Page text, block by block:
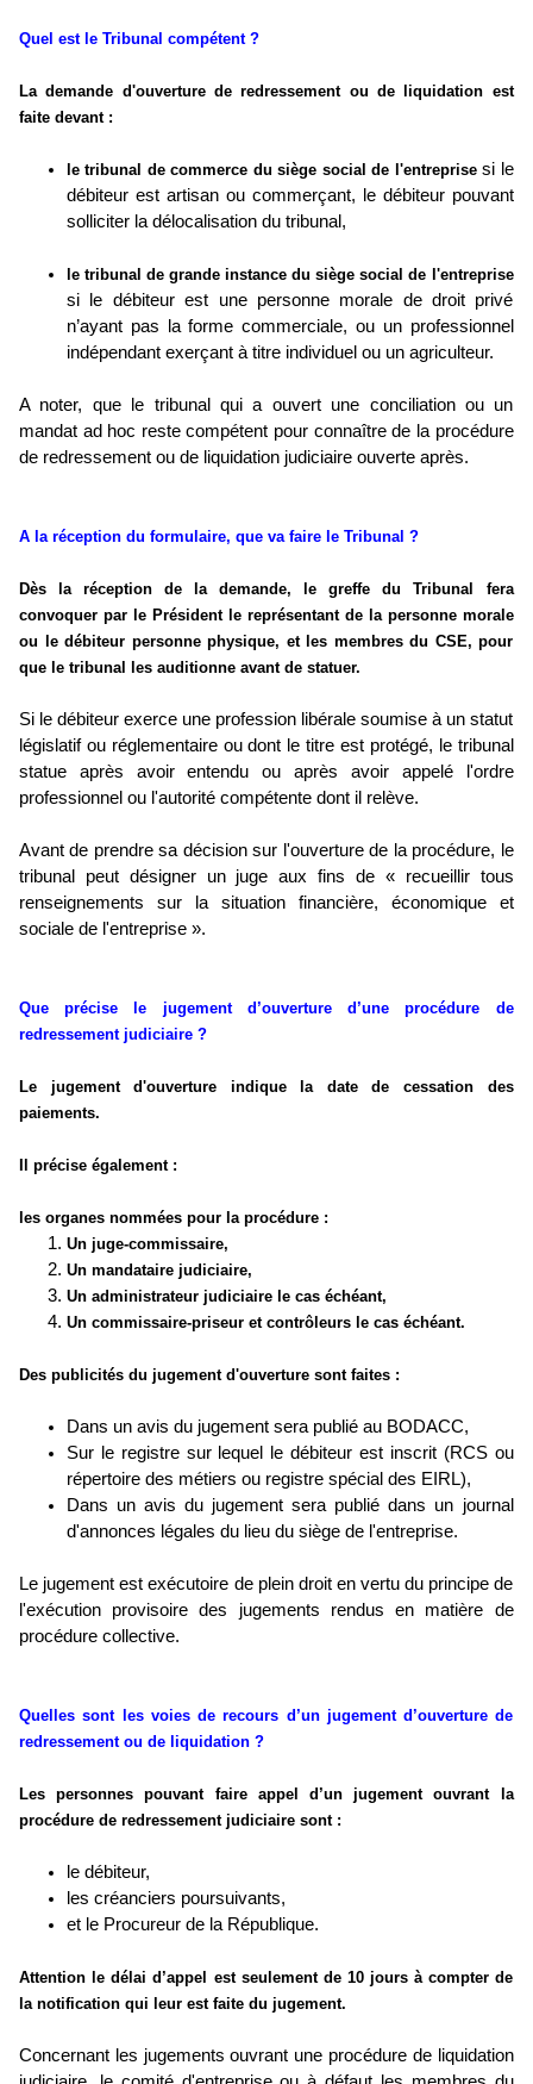
Quel est le Tribunal compétent ?
La demande d'ouverture de redressement ou de liquidation est
faite devant :
le tribunal de commerce du siège social de l'entreprisesi le
débiteur est artisan ou commerçant, le débiteur pouvant
solliciter la délocalisation du tribunal,
le tribunal de grande instance du siège social de l'entreprise
si le débiteur est une personne morale de droit privé
n’ayant pas la forme commerciale, ou un professionnel
indépendant exerçant à titre individuel ou un agriculteur.
A noter, que le tribunal qui a ouvert une conciliation ou un
mandat ad hoc reste compétent pour connaître de la procédure
de redressement ou de liquidation judiciaire ouverte après.
A la réception du formulaire, que va faire le Tribunal ?
Dès la réception de la demande, le greffe du Tribunal fera
convoquer par le Président le représentant de la personne morale
ou le débiteur personne physique, et les membres du CSE, pour
que le tribunal les auditionne avant de statuer.
Si le débiteur exerce une profession libérale soumise à un statut
législatif ou réglementaire ou dont le titre est protégé, le tribunal
statue après avoir entendu ou après avoir appelé l'ordre
professionnel ou l'autorité compétente dont il relève.
Avant de prendre sa décision sur l'ouverture de la procédure, le
tribunal peut désigner un juge aux fins de « recueillir tous
renseignements sur la situation financière, économique et
sociale de l'entreprise ».
Que précise le jugement d’ouverture d’une procédure de
redressement judiciaire ?
Le jugement d'ouverture indique la date de cessation des
paiements.
Il précise également :
les organes nommées pour la procédure :
Un juge-commissaire,
Un mandataire judiciaire,
Un administrateur judiciaire le cas échéant,
Un commissaire-priseur et contrôleurs le cas échéant.
Des publicités du jugement d'ouverture sont faites :
Dans un avis du jugement sera publié au BODACC,
Sur le registre sur lequel le débiteur est inscrit (RCS ou
répertoire des métiers ou registre spécial des EIRL),
Dans un avis du jugement sera publié dans un journal
d'annonces légales du lieu du siège de l'entreprise.
Le jugement est exécutoire de plein droit en vertu du principe de
l'exécution provisoire des jugements rendus en matière de
procédure collective.
Quelles sont les voies de recours d’un jugement d’ouverture de
redressement ou de liquidation ?
Les personnes pouvant faire appel d’un jugement ouvrant la
procédure de redressement judiciaire sont :
le débiteur,
les créanciers poursuivants,
et le Procureur de la République.
Attention le délai d’appel est seulement de 10 jours à compter de
la notification qui leur est faite du jugement.
Concernant les jugements ouvrant une procédure de liquidation